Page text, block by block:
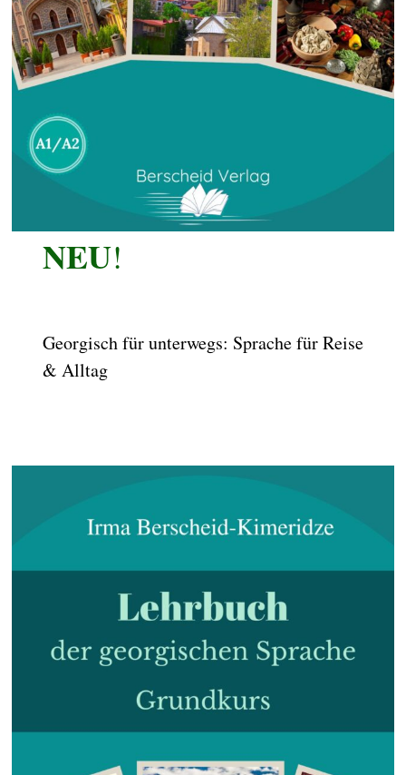
NEU!
Georgisch für unterwegs: Sprache für Reise
& Alltag